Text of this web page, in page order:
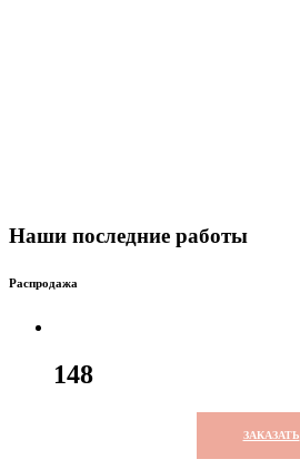
Наши последние работы
Распродажа
148
ЗАКАЗАТЬ